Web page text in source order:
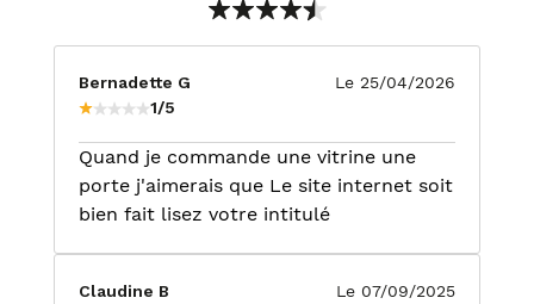
Bernadette G
1/5
Le 25/04/2026
Quand je commande une vitrine une
porte j'aimerais que Le site internet soit
bien fait lisez votre intitulé
Claudine B
Le 07/09/2025